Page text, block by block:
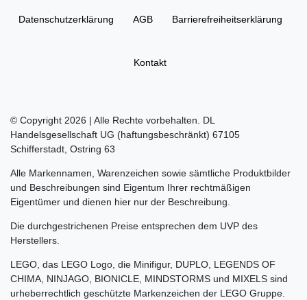
Daten­schutz­erklärung AGB Barrierefreiheitserklärung
Kontakt
© Copyright 2026 | Alle Rechte vorbehalten. DL
Handelsgesellschaft UG (haftungsbeschränkt) 67105
Schifferstadt, Ostring 63
Alle Markennamen, Warenzeichen sowie sämtliche Produktbilder
und Beschreibungen sind Eigentum Ihrer rechtmäßigen
Eigentümer und dienen hier nur der Beschreibung.
Die durchgestrichenen Preise entsprechen dem UVP des
Herstellers.
LEGO, das LEGO Logo, die Minifigur, DUPLO, LEGENDS OF
CHIMA, NINJAGO, BIONICLE, MINDSTORMS und MIXELS sind
urheberrechtlich geschützte Markenzeichen der LEGO Gruppe.